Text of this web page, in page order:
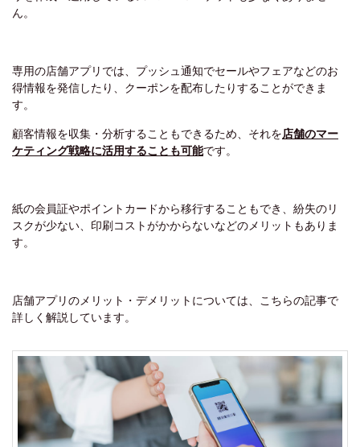
ん。
専用の店舗アプリでは、プッシュ通知でセールやフェアなどのお
得情報を発信したり、クーポンを配布したりすることができま
す。
顧客情報を収集・分析することもできるため、それを店舗のマー
ケティング戦略に活用することも可能です。
紙の会員証やポイントカードから移行することもでき、紛失のリ
スクが少ない、印刷コストがかからないなどのメリットもありま
す。
店舗アプリのメリット・デメリットについては、こちらの記事で
詳しく解説しています。